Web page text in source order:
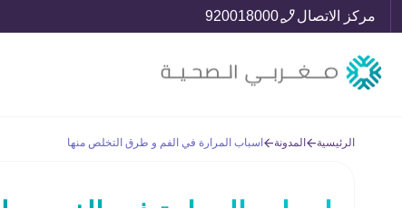
مركز الاتصال 920018000
الرئيسية المدونة اسباب المرارة في الفم و طرق التخلص منها